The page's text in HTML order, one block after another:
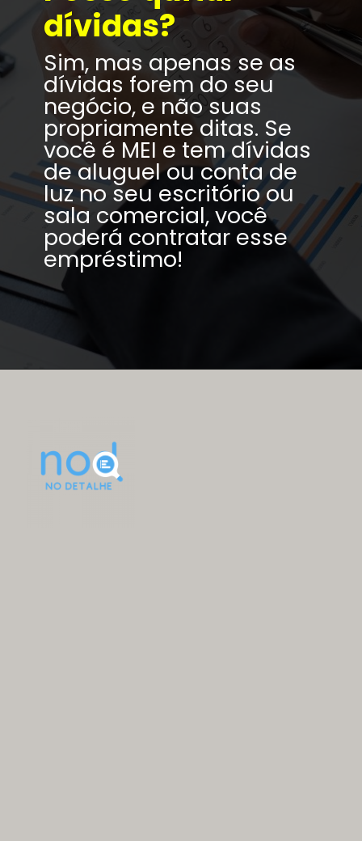
Sim, mas apenas se as
dívidas forem do seu
negócio, e não suas
propriamente ditas. Se
você é MEI e tem dívidas
de aluguel ou conta de
luz no seu escritório ou
sala comercial, você
poderá contratar esse
empréstimo!
dívidas?
Mas cuidado!